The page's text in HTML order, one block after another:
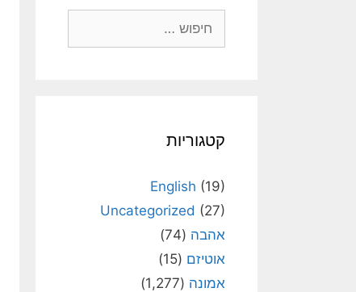
קטגוריות
English (19)
Uncategorized (27)
אהבה (74)
אוטיזם (15)
אמונה (1,277)